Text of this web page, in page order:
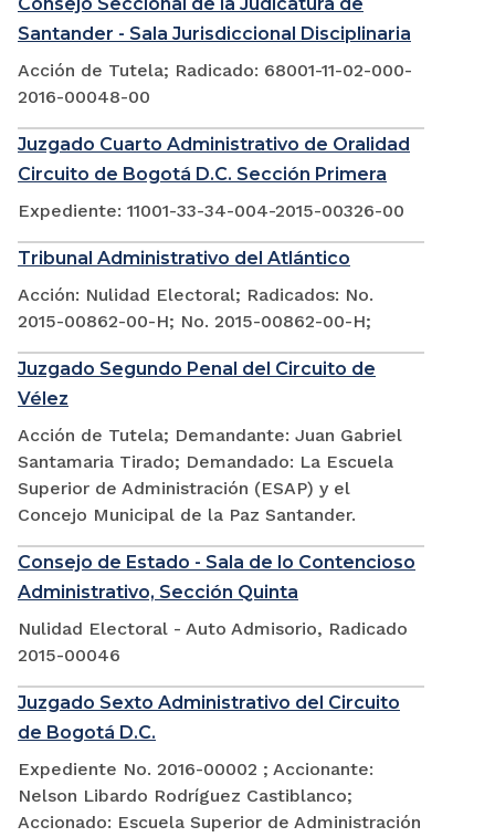
Santander - Sala Jurisdiccional Disciplinaria
Acción de Tutela; Radicado: 68001-11-02-000-
2016-00048-00
Juzgado Cuarto Administrativo de Oralidad
Circuito de Bogotá D.C. Sección Primera
Expediente: 11001-33-34-004-2015-00326-00
Tribunal Administrativo del Atlántico
Acción: Nulidad Electoral; Radicados: No.
2015-00862-00-H; No. 2015-00862-00-H;
Juzgado Segundo Penal del Circuito de
Vélez
Acción de Tutela; Demandante: Juan Gabriel
Santamaria Tirado; Demandado: La Escuela
Superior de Administración (ESAP) y el
Concejo Municipal de la Paz Santander.
Consejo de Estado - Sala de lo Contencioso
Administrativo, Sección Quinta
Nulidad Electoral - Auto Admisorio, Radicado
2015-00046
Juzgado Sexto Administrativo del Circuito
de Bogotá D.C.
Expediente No. 2016-00002 ; Accionante:
Nelson Libardo Rodríguez Castiblanco;
Accionado: Escuela Superior de Administración